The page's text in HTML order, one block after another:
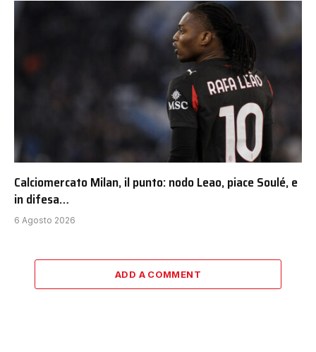
Calciomercato Milan, il punto: nodo Leao, piace Soulé, e
in difesa…
6 Agosto 2026
ADD A COMMENT